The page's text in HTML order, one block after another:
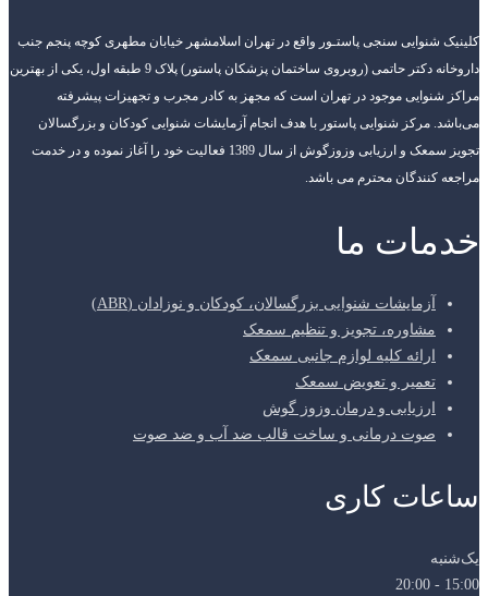
کلینیک شنوایی سنجی پاستـور واقع در تهران اسلامشهر خیابان مطهری کوچه پنجم جنب
داروخانه دکتر حاتمی (روبروی ساختمان پزشکان پاستور) پلاک 9 طبقه اول، یکی از بهترین
مراکز شنوایی موجود در تهران است که مجهز به کادر مجرب و تجهیزات پیشرفته
می‌باشد. مرکز شنوایی پاستور با هدف انجام آزمایشات شنوایی کودکان و بزرگسالان
تجویز سمعک و ارزیابی وزوزگوش از سال 1389 فعالیت خود را آغاز نموده و در خدمت
مراجعه کنندگان محترم می باشد.
خدمات ما
آزمایشات شنوایی بزرگسالان، کودکان و نوزادان (ABR)
مشاوره، تجویز و تنظیم سمعک
ارائه کلیه لوازم جانبی سمعک
تعمیر و تعویض سمعک
ارزیابی و درمان وزوز گوش
صوت درمانی و ساخت قالب ضد آب و ضد صوت
ساعات کاری
یک‌شنبه
15:00 - 20:00